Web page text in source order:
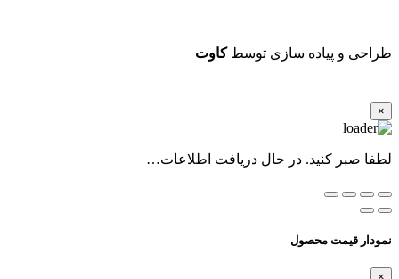
طراحی و پیاده سازی توسطکاوت
×
لطفا صبر کنید. در حال دریافت اطلاعات…
نمودار قیمت محصول